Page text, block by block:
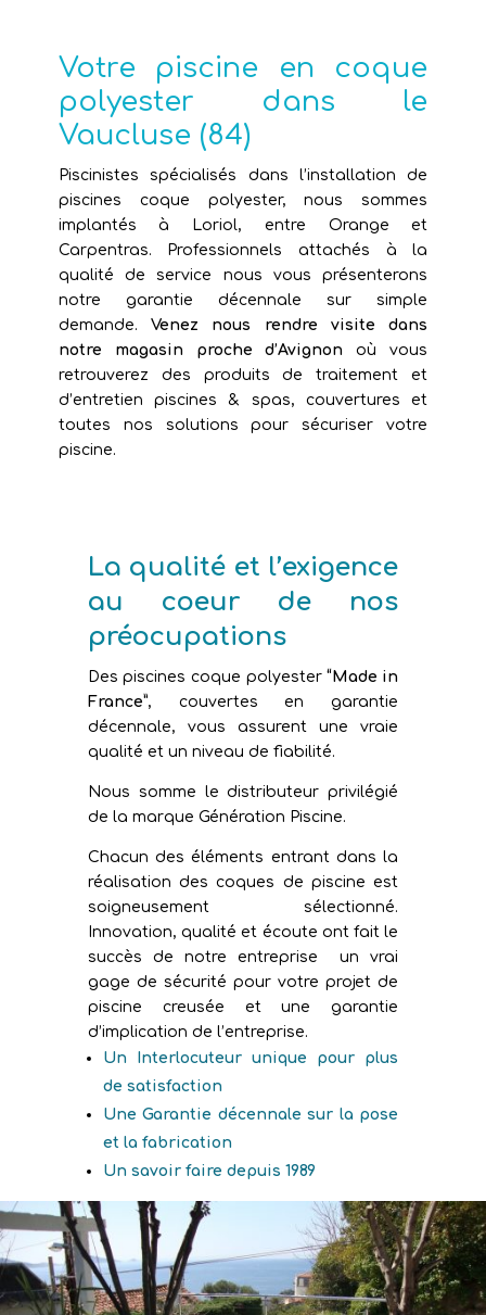
Votre piscine en coque
polyester dans le
Vaucluse (84)
Piscinistes spécialisés dans l’installation de
piscines coque polyester, nous sommes
implantés à Loriol, entre Orange et
Carpentras. Professionnels attachés à la
qualité de service nous vous présenterons
notre garantie décennale sur simple
demande.Venez nous rendre visite dans
notre magasin proche d’Avignonoù vous
retrouverez des produits de traitement et
d’entretien piscines & spas, couvertures et
toutes nos solutions pour sécuriser votre
piscine.
La qualité et l’exigence
au coeur de nos
préocupations
Des piscines coque polyester“Made in
France”, couvertes en garantie
décennale, vous assurent une vraie
qualité et un niveau de fiabilité.
Nous somme le distributeur privilégié
de la marque Génération Piscine.
Chacun des éléments entrant dans la
réalisation des coques de piscine est
soigneusement sélectionné.
Innovation, qualité et écoute ont fait le
succès de notre entreprise un vrai
gage de sécurité pour votre projet de
piscine creusée et une garantie
d’implication de l’entreprise.
Un Interlocuteur unique pour plus
de satisfaction
Une Garantie décennale sur la pose
et la fabrication
Un savoir faire depuis 1989